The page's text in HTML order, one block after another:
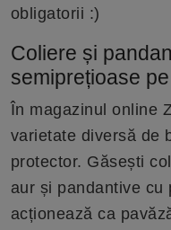
obligatorii :)
Coliere și
semiprețioase
În magazinul online
varietate diversă de
protector. Găsești
aur și pandantive cu
acționează ca